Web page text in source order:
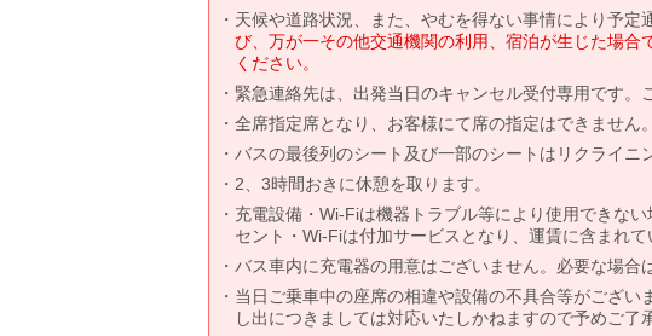
天候や道路状況、また、やむを得ない事情により予定
び、万が一その他交通機関の利用、宿泊が生じた場
ください。
緊急連絡先は、出発当日のキャンセル受付専用です。
全席指定席となり、お客様にて席の指定はできません。
バスの最後列のシート及び一部のシートはリクライニ
2、3時間おきに休憩を取ります。
充電設備・Wi-Fiは機器トラブル等により使用できな
セント・Wi-Fiは付加サービスとなり、運賃に含まれて
バス車内に充電器の用意はございません。必要な場合
当日ご乗車中の座席の相違や設備の不具合等がござ
し出につきましては対応いたしかねますので予めご了